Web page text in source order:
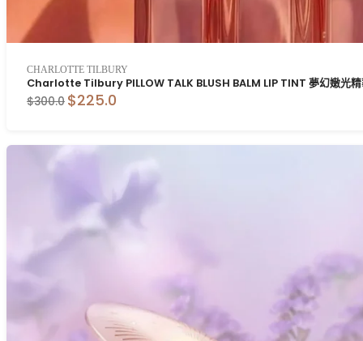
CHARLOTTE TILBURY
Charlotte Tilbury PILLOW TALK BLUSH BALM LIP TINT 夢幻嫩光精
$300.0 $225.0